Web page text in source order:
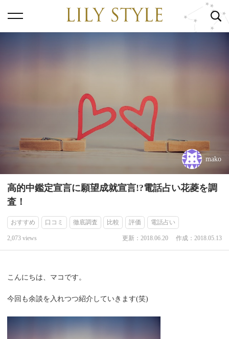
mako
高的中鑑定宣言に願望成就宣言!?電話占い花菱を調
査！
おすすめ 口コミ 徹底調査 比較 評価 電話占い
2,073 views 更新：2018.06.20 作成：2018.05.13
こんにちは、マコです。
今回も余談を入れつつ紹介していきます(笑)